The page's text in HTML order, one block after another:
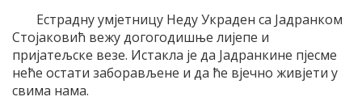
Естрадну умјетницу Неду Украден са Јадранком
Стојаковић вежу догогодишње лијепе и
пријатељске везе. Истакла је да Јадранкине пјесме
неће остати заборављене и да ће вјечно живјети у
свима нама.